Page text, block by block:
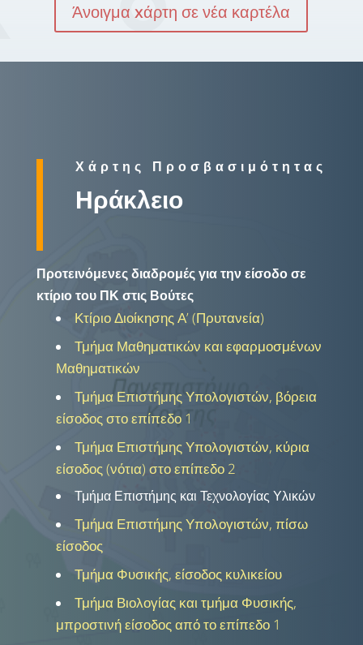
Άνοιγμα xάρτη σε νέα καρτέλα
Χάρτης Προσβασιμότητας
Ηράκλειο
Προτεινόμενες διαδρομές για την είσοδο σε
κτίριο του ΠΚ στις Βούτες
Κτίριο Διοίκησης Α’ (Πρυτανεία)
Τμήμα Μαθηματικών και εφαρμοσμένων
Μαθηματικών
Τμήμα Επιστήμης Υπολογιστών, βόρεια
είσοδος στο επίπεδο 1
Τμήμα Επιστήμης Υπολογιστών, κύρια
είσοδος (νότια) στο επίπεδο 2
Τμήμα Επιστήμης και Τεχνολογίας Υλικών
Τμήμα Επιστήμης Υπολογιστών, πίσω
είσοδος
Τμήμα Φυσικής, είσοδος κυλικείου
Τμήμα Βιολογίας και τμήμα Φυσικής,
μπροστινή είσοδος από το επίπεδο 1